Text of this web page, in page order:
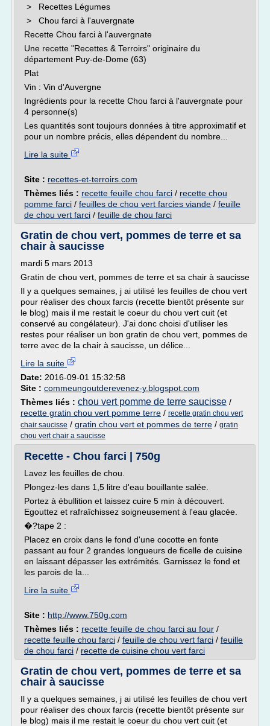
> Recettes Légumes
> Chou farci à l'auvergnate
Recette Chou farci à l'auvergnate
Une recette "Recettes & Terroirs" originaire du
département Puy-de-Dome (63)
Plat
Vin : Vin d'Auvergne
Ingrédients pour la recette Chou farci à l'auvergnate pour
4 personne(s)
Les quantités sont toujours données à titre approximatif et
pour un nombre précis, elles dépendent du nombre...
Lire la suite
Site : recettes-et-terroirs.com
Thèmes liés : recette feuille chou farci / recette chou
pomme farci / feuilles de chou vert farcies viande / feuille
de chou vert farci / feuille de chou farci
Gratin de chou vert, pommes de terre et sa
chair à saucisse
mardi 5 mars 2013
Gratin de chou vert, pommes de terre et sa chair à saucisse
Il y a quelques semaines, j ai utilisé les feuilles de chou vert
pour réaliser des choux farcis (recette bientôt présente sur
le blog) mais il me restait le coeur du chou vert cuit (et
conservé au congélateur). J'ai donc choisi d'utiliser les
restes pour réaliser un bon gratin de chou vert, pommes de
terre avec de la chair à saucisse, un délice...
Lire la suite
Date: 2016-09-01 15:32:58
Site : commeungoutderevenez-y.blogspot.com
Thèmes liés : chou vert pomme de terre saucisse /
recette gratin chou vert pomme terre / recette gratin chou vert
chair saucisse / gratin chou vert et pommes de terre / gratin
chou vert chair a saucisse
Recette - Chou farci | 750g
Lavez les feuilles de chou.
Plongez-les dans 1,5 litre d'eau bouillante salée.
Portez à ébullition et laissez cuire 5 min à découvert.
Egouttez et rafraîchissez soigneusement à l'eau glacée.
�?tape 2 :
Placez en croix dans le fond d'une cocotte en fonte
passant au four 2 grandes longueurs de ficelle de cuisine
en laissant dépasser les extrémités. Garnissez le fond et
les parois de la...
Lire la suite
Site : http://www.750g.com
Thèmes liés : recette feuille de chou farci au four /
recette feuille chou farci / feuille de chou vert farci / feuille
de chou farci / recette de cuisine chou vert farci
Gratin de chou vert, pommes de terre et sa
chair à saucisse
Il y a quelques semaines, j ai utilisé les feuilles de chou vert
pour réaliser des choux farcis (recette bientôt présente sur
le blog) mais il me restait le coeur du chou vert cuit (et